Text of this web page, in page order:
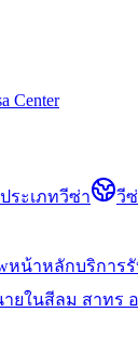
Center
ระเภทวีซ่า วี
หน้าหลักบริการ
ยในสีลม สาทร